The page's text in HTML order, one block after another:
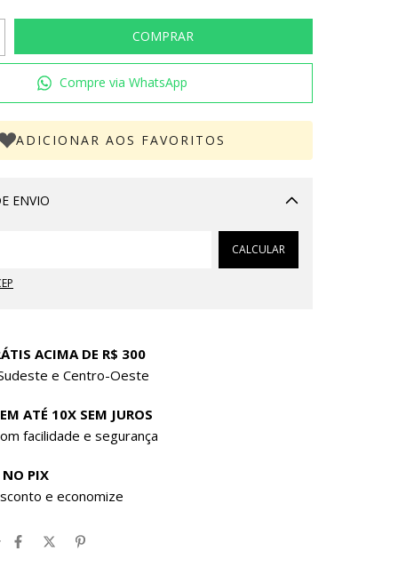
Compre via WhatsApp
ADICIONAR AOS FAVORITOS
ENVIO
Alterar CEP
CALCULAR
ACIMA DE R$ 300
e Centro-Oeste
ATÉ 10X SEM JUROS
facilidade e segurança
PIX
e economize